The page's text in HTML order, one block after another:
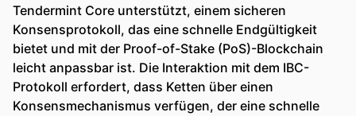
Tendermint Core unterstützt, einem sicheren
Konsensprotokoll, das eine schnelle Endgültigkeit
bietet und mit der Proof-of-Stake (PoS)-Blockchain
leicht anpassbar ist. Die Interaktion mit dem IBC-
Protokoll erfordert, dass Ketten über einen
Konsensmechanismus verfügen, der eine schnelle